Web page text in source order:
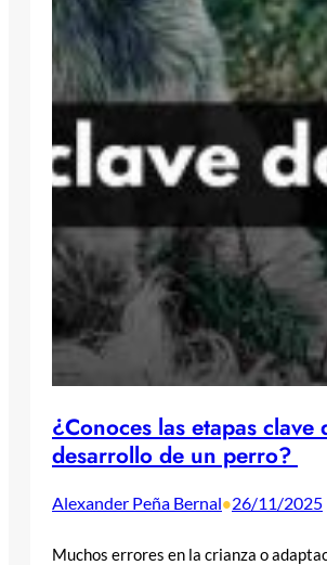
¿Conoces las etapas clave
desarrollo de un perro?
Alexander Peña Bernal•26/11/2025
Muchos errores en la crianza o